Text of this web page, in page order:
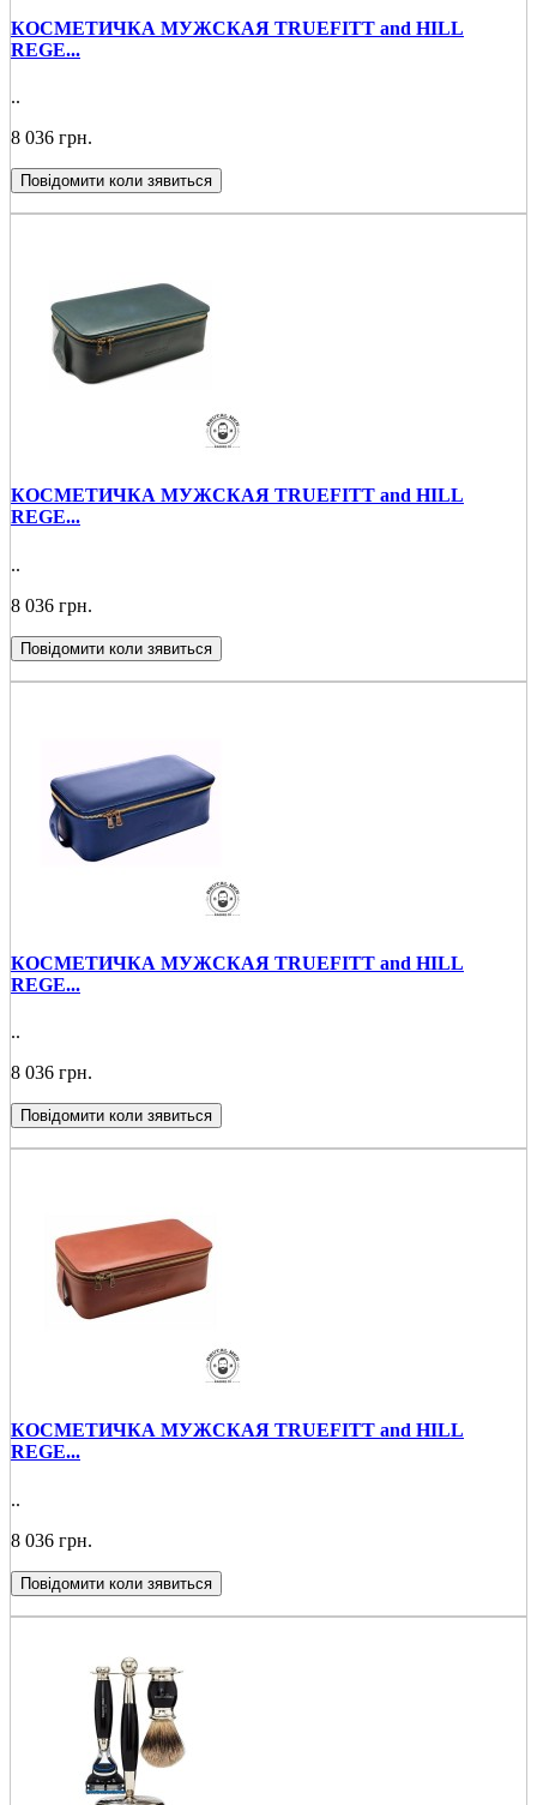
КОСМЕТИЧКА МУЖСКАЯ TRUEFITT and HILL
REGE...
..
8 036 грн.
Повідомити коли зявиться
КОСМЕТИЧКА МУЖСКАЯ TRUEFITT and HILL
REGE...
..
8 036 грн.
Повідомити коли зявиться
КОСМЕТИЧКА МУЖСКАЯ TRUEFITT and HILL
REGE...
..
8 036 грн.
Повідомити коли зявиться
КОСМЕТИЧКА МУЖСКАЯ TRUEFITT and HILL
REGE...
..
8 036 грн.
Повідомити коли зявиться